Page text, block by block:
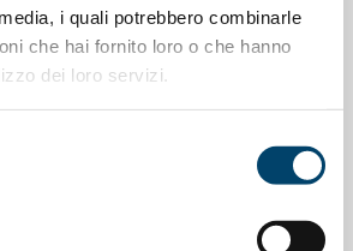
i quali potrebbero combinarle
che hai fornito loro o che hanno
dei loro servizi.